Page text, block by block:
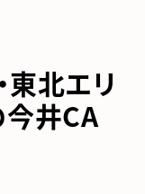
北エリ
井CA